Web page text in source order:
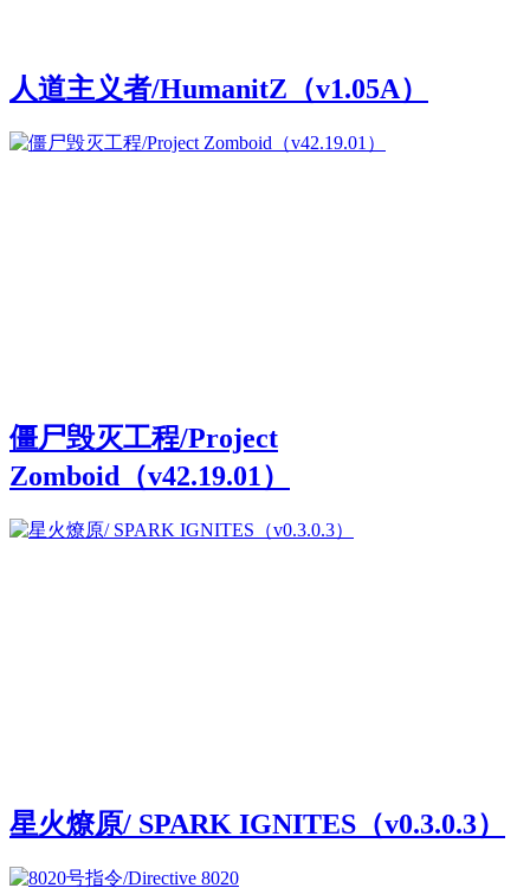
人道主义者/HumanitZ（v1.05A）
僵尸毁灭工程/Project
Zomboid（v42.19.01）
星火燎原/ SPARK IGNITES（v0.3.0.3）